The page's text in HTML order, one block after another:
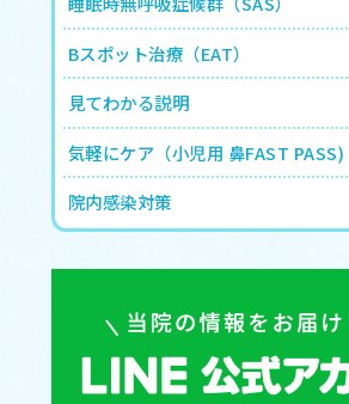
Bスポット治療（EAT）
見てわかる説明
気軽にケア（小児用 鼻FAST PASS)
院内感染対策